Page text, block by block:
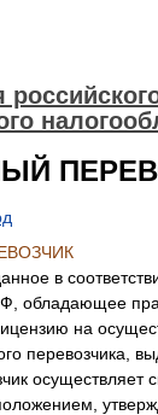
в
обладающее
на
перевозчика,
осуществляет